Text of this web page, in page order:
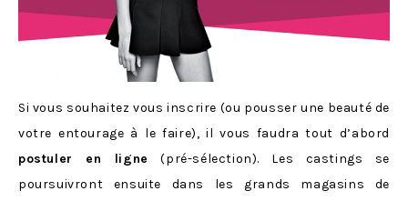
Si vous souhaitez vous inscrire (ou pousser une beauté de
votre entourage à le faire), il vous faudra tout d’abord
postuler en ligne
(pré-sélection). Les castings se
poursuivront ensuite dans les grands magasins de